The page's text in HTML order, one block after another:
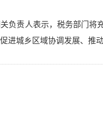
负责人表示，税务部门将
进城乡区域协调发展、推